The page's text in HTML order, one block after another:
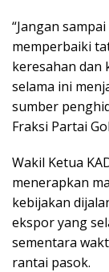
“Jangan
memperbaiki
keresahan dan
selama ini
sumber
Fraksi Partai
Wakil Ketua
menerapkan
kebijakan
ekspor yang
sementara
rantai pasok.